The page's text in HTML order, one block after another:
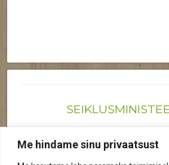
Me hindame sinu privaatsust
Reg nr: 12041719